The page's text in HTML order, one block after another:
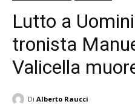
Lutto a Uomini
tronista
Valicella
Di Alberto Raucci